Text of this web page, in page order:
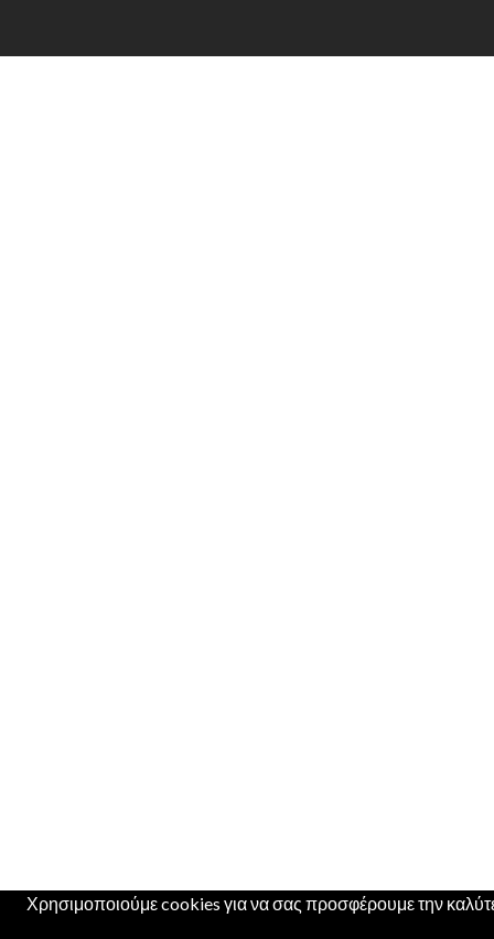
Χρησιμοποιούμε cookies για να σας προσφέρουμε την